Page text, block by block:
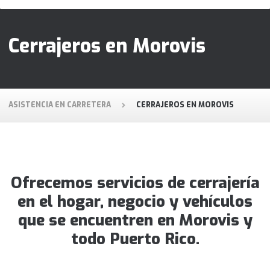
Cerrajeros en Morovis
ASISTENCIA EN CARRETERA CERRAJEROS EN MOROVIS
Ofrecemos servicios de cerrajería
en el hogar, negocio y vehículos
que se encuentren en Morovis y
todo Puerto Rico.